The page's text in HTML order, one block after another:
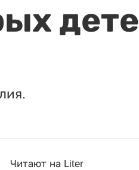
Читают на Liter